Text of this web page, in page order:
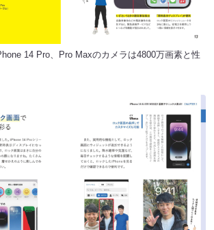
14 Pro、Pro Maxのカメラは4800万画素と性